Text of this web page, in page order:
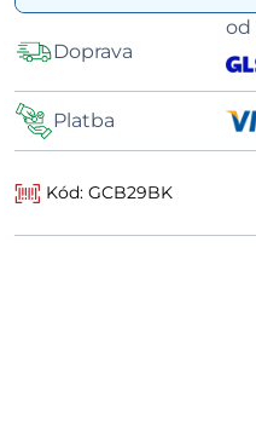
Doprava
od
Platba
Kód: GCB29BK